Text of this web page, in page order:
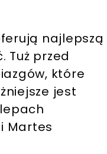
najlepszą
Tuż przed
które
jest
Martes